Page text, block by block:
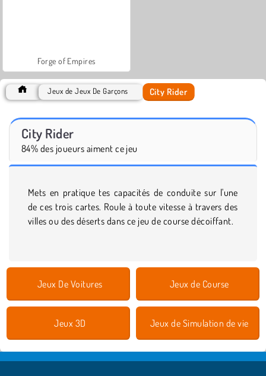
Forge of Empires
Jeux de Jeux De Garçons City Rider
City Rider
84% des joueurs aiment ce jeu
Mets en pratique tes capacités de conduite sur l'une
de ces trois cartes. Roule à toute vitesse à travers des
villes ou des déserts dans ce jeu de course décoiffant.
Jeux De Voitures Jeux de Course
Jeux 3D Jeux de Simulation de vie